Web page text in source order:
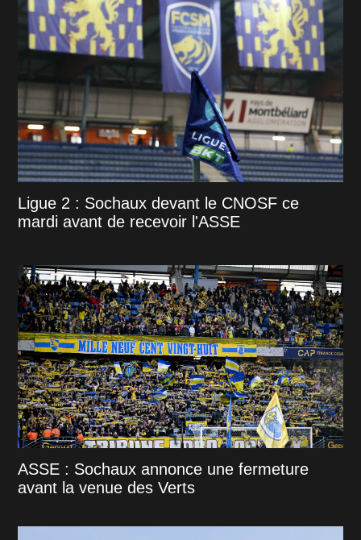
Ligue 2 : Sochaux devant le CNOSF ce
mardi avant de recevoir l'ASSE
ASSE : Sochaux annonce une fermeture
avant la venue des Verts